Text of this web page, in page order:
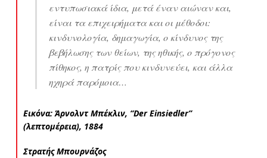
εντυπωσιακά ίδια, μετά έναν αιώναν και,
είναι τα επιχειρήματα και οι μέθοδοι:
κινδυνολογία, δημαγωγία, ο κίνδυνος της
βεβήλωσης των θείων, της ηθικής, ο πρόγονος
πίθηκος, η πατρίς που κινδυνεύει, και άλλα
ηχηρά παρόμοια…
Eικόνα: Άρνολντ Μπέκλιν, “Der Einsiedler”
(λεπτομέρεια), 1884
Στρατής Μπουρνάζος